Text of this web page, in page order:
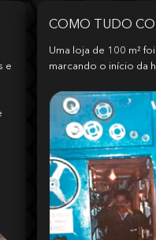
e
COMO TUDO
Uma loja de 100 m²
marcando o início da